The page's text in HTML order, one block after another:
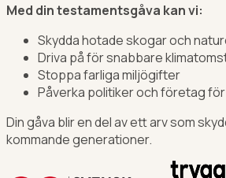
Med din testamentsgåva kan vi:
Skydda hotade skogar och
Driva på för snabbare
Stoppa farliga miljögifter
Påverka politiker och företag
Din gåva blir en del av ett arv som
kommande generationer.